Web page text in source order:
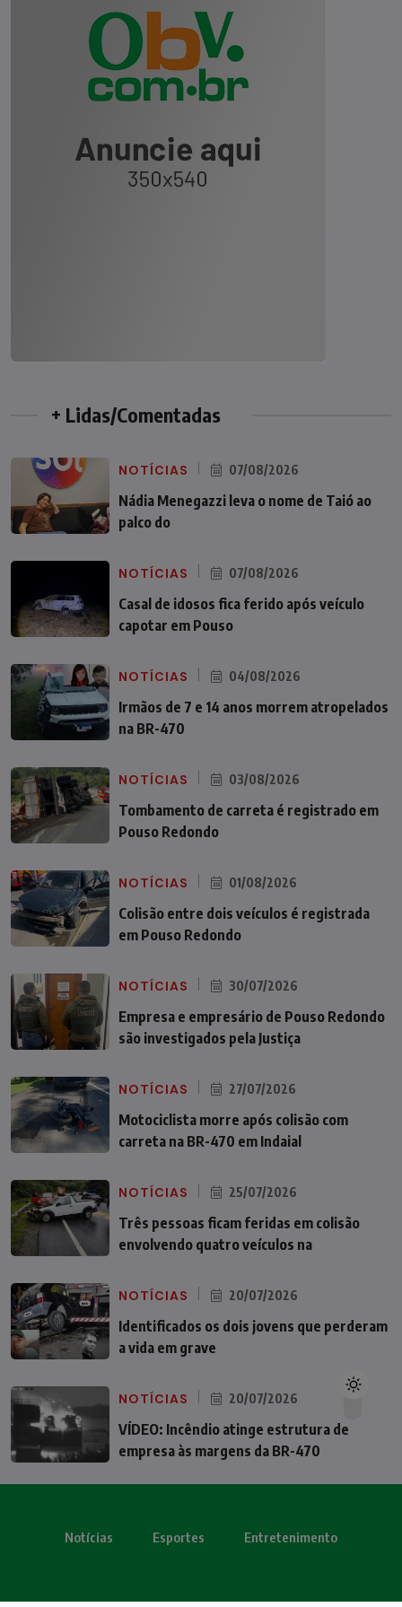
+ Lidas/Comentadas
NOTÍCIAS 07/08/2026
Nádia Menegazzi leva o nome de Taió ao
palco do
NOTÍCIAS 07/08/2026
Casal de idosos fica ferido após veículo
capotar em Pouso
NOTÍCIAS 04/08/2026
Irmãos de 7 e 14 anos morrem atropelados
na BR-470
NOTÍCIAS 03/08/2026
Tombamento de carreta é registrado em
Pouso Redondo
NOTÍCIAS 01/08/2026
Colisão entre dois veículos é registrada
em Pouso Redondo
NOTÍCIAS 30/07/2026
Empresa e empresário de Pouso Redondo
são investigados pela Justiça
NOTÍCIAS 27/07/2026
Motociclista morre após colisão com
carreta na BR-470 em Indaial
NOTÍCIAS 25/07/2026
Três pessoas ficam feridas em colisão
envolvendo quatro veículos na
NOTÍCIAS 20/07/2026
Identificados os dois jovens que perderam
a vida em grave
NOTÍCIAS 20/07/2026
VÍDEO: Incêndio atinge estrutura de
empresa às margens da BR-470
Notícias Esportes Entretenimento